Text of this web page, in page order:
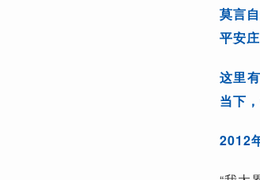
莫言
平安
这里
当下
2012